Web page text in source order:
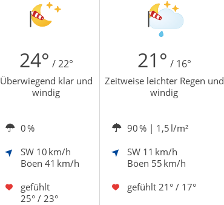
24° / 22° 21° / 16°
Überwiegend klar und
windig
Zeitweise leichter Regen und
windig
0 % 90 % | 1,5 l/m²
SW 10 km/h
Böen 41 km/h
SW 11 km/h
Böen 55 km/h
gefühlt
25° / 23°
gefühlt 21° / 17°